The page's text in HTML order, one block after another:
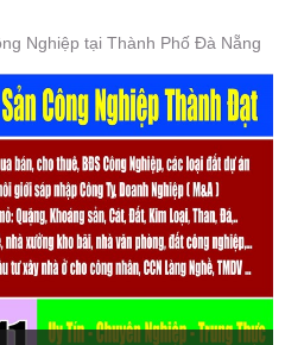
Nghiệp tại Thành Phố Đà Nẵng